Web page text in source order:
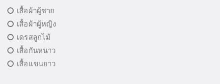
เสื้อผ้าผู้ชาย
เสื้อผ้าผู้หญิง
เดรสลูกไม้
เสื้อกันหนาว
เสื้อแขนยาว